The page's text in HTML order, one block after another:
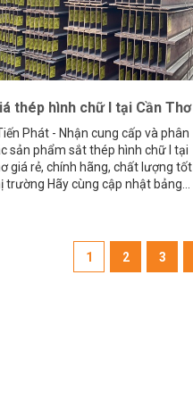
thép hình chữ I tại Cần Thơ
Phát - Nhận cung cấp và phân
sản phẩm sắt thép hình chữ I tại
giá rẻ, chính hãng, chất lượng tốt
trường Hãy cùng cập nhật bảng...
1 2 3